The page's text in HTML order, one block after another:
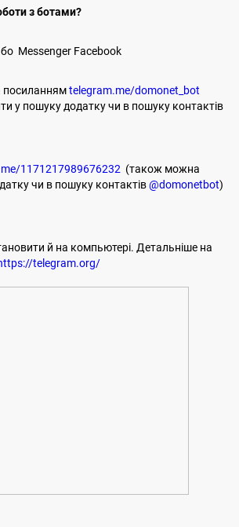
з ботами?
Messenger Facebook
посиланнямtelegram.me/domonet_bot
у пошуку додатку чи в пошуку контактів
1171217989676232 (також можна
чи в пошуку контактів@domonetbot)
й на компьютері. Детальніше на
telegram.org/